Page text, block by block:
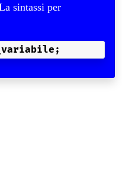
sintassi per
;